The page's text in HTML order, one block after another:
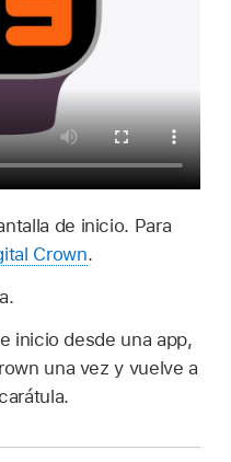
de inicio. Para
Crown.
inicio desde una app,
una vez y vuelve a